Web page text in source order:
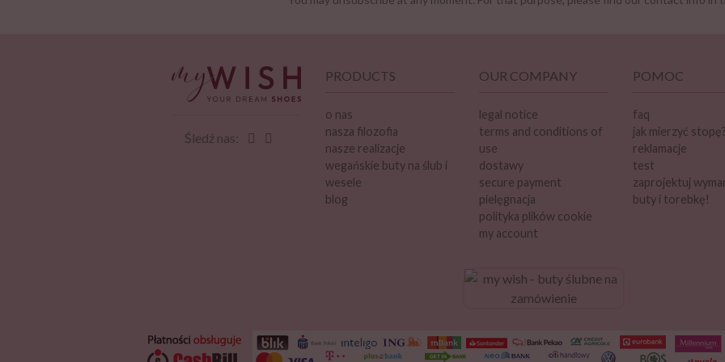
Śledź nas:
PRODUCTS
o nas
nasza filozofia
nasze realizacje
wegańskie buty na ślub i
wesele
blog
OUR COMPANY
legal notice
terms and conditions of
use
dostawy
secure payment
pielęgnacja
polityka plików cookie
my account
POMOC
faq
jak mierzyć
reklamacje
test
zaprojektuj
buty i torebkę!